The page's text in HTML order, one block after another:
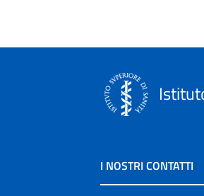
I NOSTRI CONTATTI